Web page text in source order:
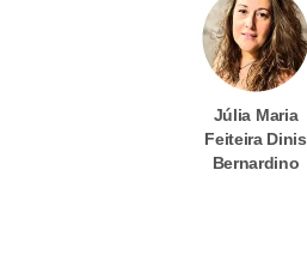
Júlia Maria
Feiteira Dinis
Bernardino